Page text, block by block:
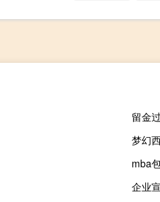
留金
梦幻
mba
企业